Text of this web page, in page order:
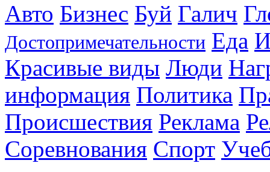
Авто Бизнес Буй Галич
Достопримечательности Еда
Красивые виды Люди
информация Политика
Происшествия Реклама
Соревнования Спорт